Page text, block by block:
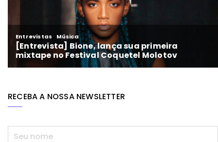
RECEBA A NOSSA NEWSLETTER